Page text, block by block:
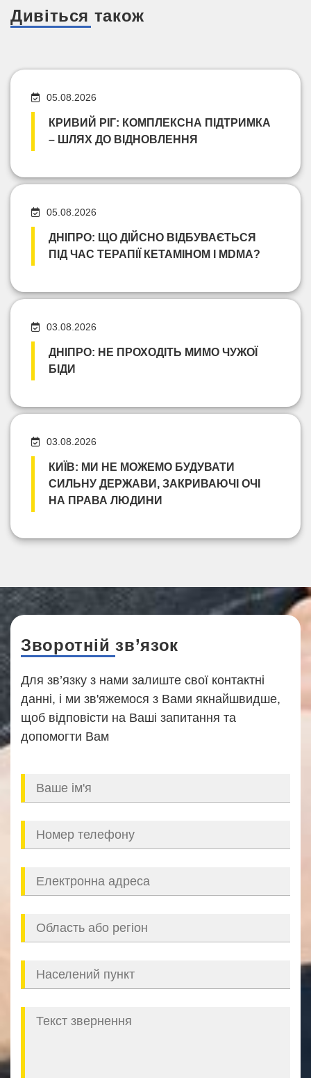
Дивіться також
05.08.2026
КРИВИЙ РІГ: КОМПЛЕКСНА ПІДТРИМКА
– ШЛЯХ ДО ВІДНОВЛЕННЯ
05.08.2026
ДНІПРО: ЩО ДІЙСНО ВІДБУВАЄТЬСЯ
ПІД ЧАС ТЕРАПІЇ КЕТАМІНОМ І MDMA?
03.08.2026
ДНІПРО: НЕ ПРОХОДІТЬ МИМО ЧУЖОЇ
БІДИ
03.08.2026
КИЇВ: МИ НЕ МОЖЕМО БУДУВАТИ
СИЛЬНУ ДЕРЖАВИ, ЗАКРИВАЮЧІ ОЧІ
НА ПРАВА ЛЮДИНИ
Зворотній зв’язок
Для зв’язку з нами залиште свої контактні
данні, і ми зв'яжемося з Вами якнайшвидше,
щоб відповісти на Ваші запитання та
допомогти Вам